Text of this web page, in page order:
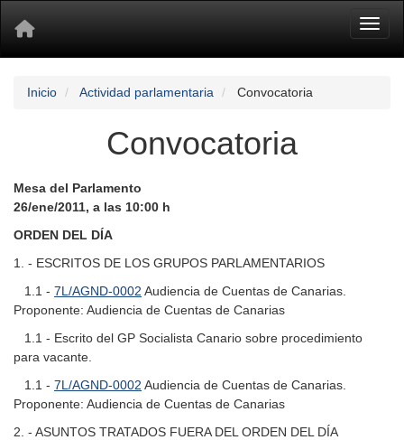
Inicio Actividad parlamentaria Convocatoria
Convocatoria
Mesa del Parlamento
26/ene/2011, a las 10:00 h
ORDEN DEL DÍA
1. - ESCRITOS DE LOS GRUPOS PARLAMENTARIOS
1.1 - 7L/AGND-0002 Audiencia de Cuentas de Canarias.
Proponente: Audiencia de Cuentas de Canarias
1.1 - Escrito del GP Socialista Canario sobre procedimiento
para vacante.
1.1 - 7L/AGND-0002 Audiencia de Cuentas de Canarias.
Proponente: Audiencia de Cuentas de Canarias
2. - ASUNTOS TRATADOS FUERA DEL ORDEN DEL DÍA